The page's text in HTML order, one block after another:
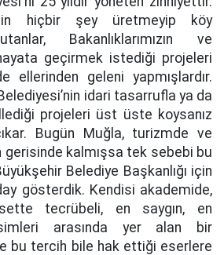
hiçbir şey üretmeyip köy
Bakanlıklarımızın ve
geçirmek istediği projeleri
ellerinden geleni yapmışlardır.
idari tasarrufla ya da
projeleri üst üste koysanız
Bugün Muğla, turizmde ve
gerisinde kalmışsa tek sebebi bu
Belediye Başkanlığı için
gösterdik. Kendisi akademide,
tecrübeli, en saygın, en
arasında yer alan bir
bu tercih bile hak ettiği eserlere